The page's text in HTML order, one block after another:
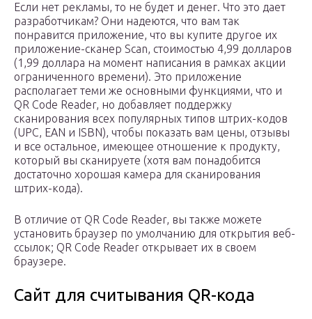
Если нет рекламы, то не будет и денег. Что это дает
разработчикам? Они надеются, что вам так
понравится приложение, что вы купите другое их
приложение-сканер Scan, стоимостью 4,99 долларов
(1,99 доллара на момент написания в рамках акции
ограниченного времени). Это приложение
располагает теми же основными функциями, что и
QR Code Reader, но добавляет поддержку
сканирования всех популярных типов штрих-кодов
(UPC, EAN и ISBN), чтобы показать вам цены, отзывы
и все остальное, имеющее отношение к продукту,
который вы сканируете (хотя вам понадобится
достаточно хорошая камера для сканирования
штрих-кода).
В отличие от QR Code Reader, вы также можете
установить браузер по умолчанию для открытия веб-
ссылок; QR Code Reader открывает их в своем
браузере.
Сайт для считывания QR-кода